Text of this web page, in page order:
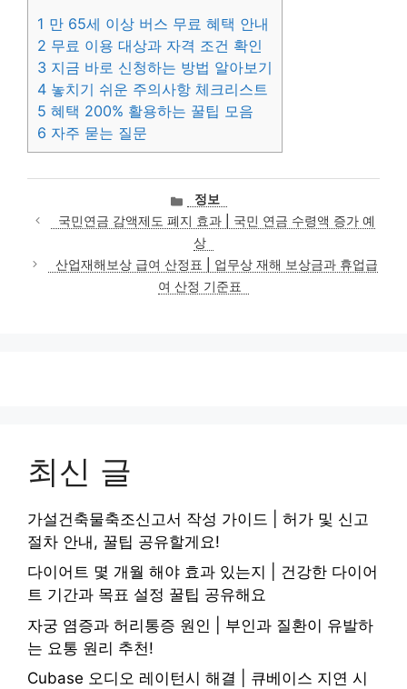
1 만 65세 이상 버스 무료 혜택 안내
2 무료 이용 대상과 자격 조건 확인
3 지금 바로 신청하는 방법 알아보기
4 놓치기 쉬운 주의사항 체크리스트
5 혜택 200% 활용하는 꿀팁 모음
6 자주 묻는 질문
카
테
고
리
정보
국민연금 감액제도 폐지 효과 | 국민 연금 수령액 증가 예
상
산업재해보상 급여 산정표 | 업무상 재해 보상금과 휴업급
여 산정 기준표
최신 글
가설건축물축조신고서 작성 가이드 | 허가 및 신고
절차 안내, 꿀팁 공유할게요!
다이어트 몇 개월 해야 효과 있는지 | 건강한 다이어
트 기간과 목표 설정 꿀팁 공유해요
자궁 염증과 허리통증 원인 | 부인과 질환이 유발하
는 요통 원리 추천!
Cubase 오디오 레이턴시 해결 | 큐베이스 지연 시